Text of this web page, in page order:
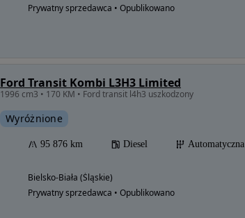
Prywatny sprzedawca • Opublikowano
Ford Transit Kombi L3H3 Limited
1996 cm3 • 170 KM • Ford transit l4h3 uszkodzony
Wyróżnione
95 876 km Diesel Automatyczna
Bielsko-Biała (Śląskie)
Prywatny sprzedawca • Opublikowano